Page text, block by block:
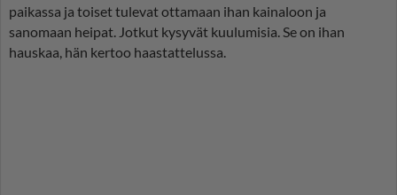
paikassa ja toiset tulevat ottamaan ihan kainaloon ja
sanomaan heipat. Jotkut kysyvät kuulumisia. Se on ihan
hauskaa, hän kertoo haastattelussa.